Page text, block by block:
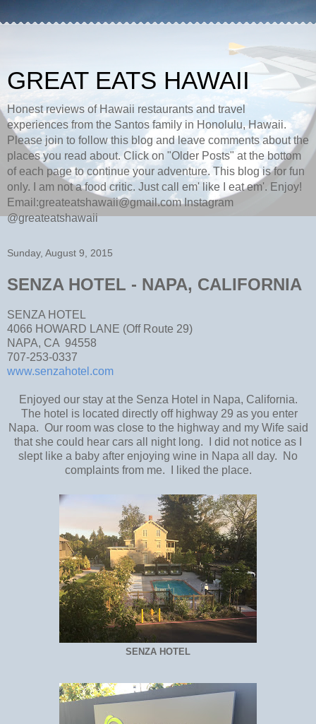
GREAT EATS HAWAII
Honest reviews of Hawaii restaurants and travel
experiences from the Santos family in Honolulu, Hawaii.
Please join to follow this blog and leave comments about the
places you read about. Click on "Older Posts" at the bottom
of each page to continue your adventure. This blog is for fun
only. I am not a food critic. Just call em' like I eat em'. Enjoy!
Email:greateatshawaii@gmail.com Instagram
@greateatshawaii
Sunday, August 9, 2015
SENZA HOTEL - NAPA, CALIFORNIA
SENZA HOTEL
4066 HOWARD LANE (Off Route 29)
NAPA, CA 94558
707-253-0337
www.senzahotel.com
Enjoyed our stay at the Senza Hotel in Napa, California.
The hotel is located directly off highway 29 as you enter
Napa. Our room was close to the highway and my Wife said
that she could hear cars all night long. I did not notice as I
slept like a baby after enjoying wine in Napa all day. No
complaints from me. I liked the place.
SENZA HOTEL